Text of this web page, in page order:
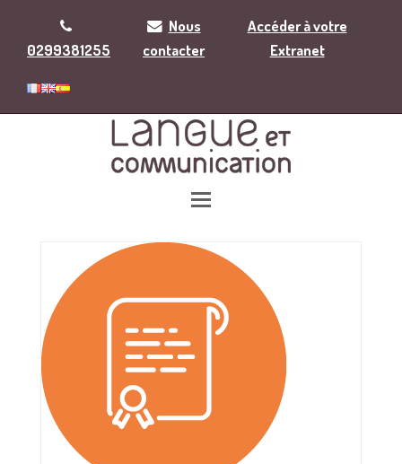
0299381255
Nous
contacter
Accéder à votre
Extranet